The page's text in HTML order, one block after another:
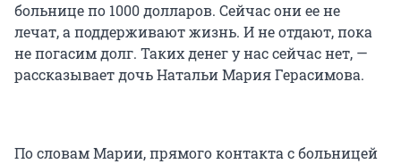
больнице по 1000 долларов. Сейчас они ее не
лечат, а поддерживают жизнь. И не отдают, пока
не погасим долг. Таких денег у нас сейчас нет, —
рассказывает дочь Натальи Мария Герасимова.
По словам Марии, прямого контакта с больницей